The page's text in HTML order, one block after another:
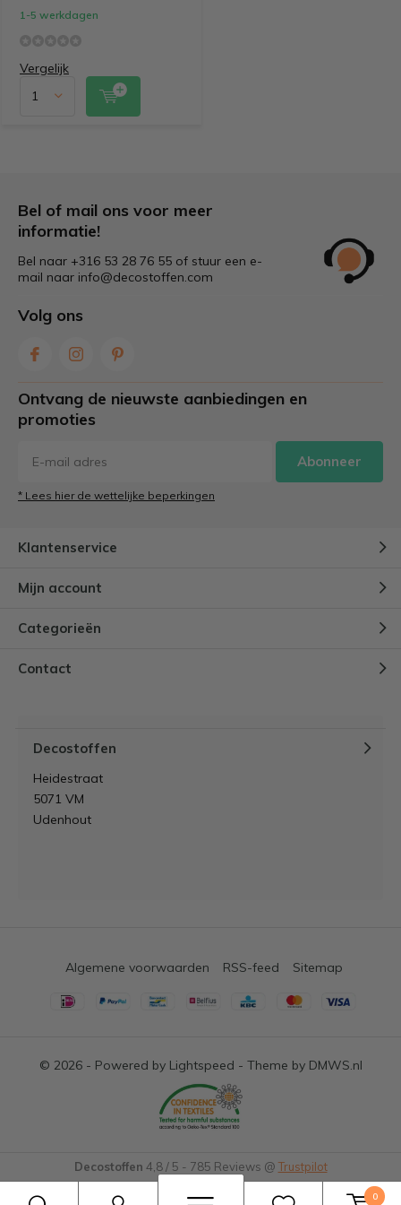
0
1-5 werkdagen
Vergelijk
Bel of mail ons voor meer
informatie!
Bel naar +316 53 28 76 55 of stuur een e-
mail naar info@decostoffen.com
Volg ons
Ontvang de nieuwste aanbiedingen en
promoties
Abonneer
* Lees hier de wettelijke beperkingen
Klantenservice
Mijn account
Categorieën
Contact
Decostoffen
Heidestraat
5071 VM
Udenhout
© 2026 - Powered by Lightspeed - Theme by DMWS.nl
Algemene voorwaarden RSS-feed Sitemap
Decostoffen 4,8/ 5 - 785 Reviews @ Trustpilot